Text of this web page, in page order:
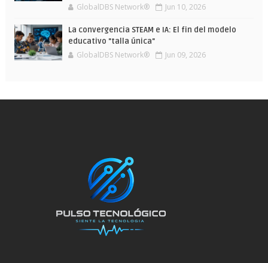
GlobalDBS Network® Jun 10, 2026
La convergencia STEAM e IA: El fin del modelo
educativo "talla única"
GlobalDBS Network® Jun 09, 2026